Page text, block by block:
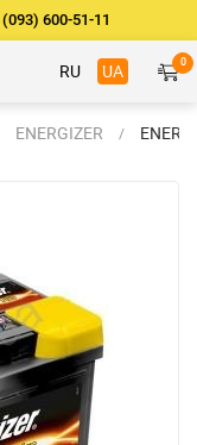
(093) 600-51-11
RU UA 0
ENERGIZER